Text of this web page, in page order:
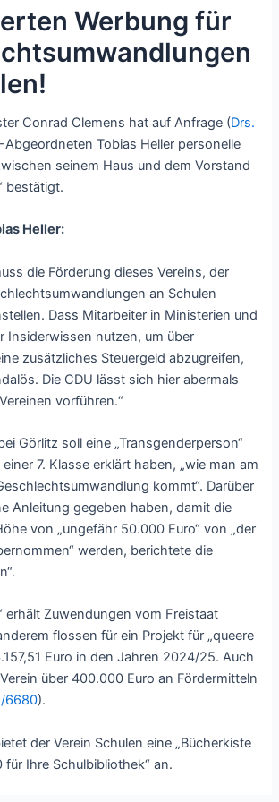
Werbung für
Conrad Clemens hat auf Anfrage (Drs.
Abgeordneten Tobias Heller personelle
seinem Haus und dem Vorstand
bestätigt.
Heller:
die Förderung dieses Vereins, der
an Schulen
Dass Mitarbeiter in Ministerien und
Insiderwissen nutzen, um über
zusätzliches Steuergeld abzugreifen,
Die CDU lässt sich hier abermals
vorführen.“
Görlitz soll eine „Transgenderperson“
7. Klasse erklärt haben, „wie man am
kommt“. Darüber
Anleitung gegeben haben, damit die
von „ungefähr 50.000 Euro“ von „der
werden, berichtete die
erhält Zuwendungen vom Freistaat
flossen für ein Projekt für „queere
Euro in den Jahren 2024/25. Auch
über 400.000 Euro an Fördermitteln
6680).
der Verein Schulen eine „Bücherkiste
für Ihre Schulbibliothek“ an.